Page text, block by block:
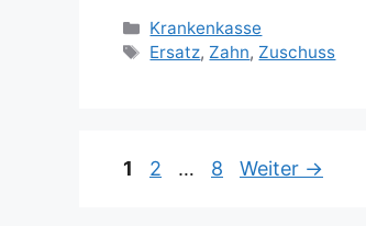
Kategorien
Krankenkasse
Schlagwörter
Ersatz, Zahn, Zuschuss
Seite
1 Seite
2 … Seite
8 Weiter →